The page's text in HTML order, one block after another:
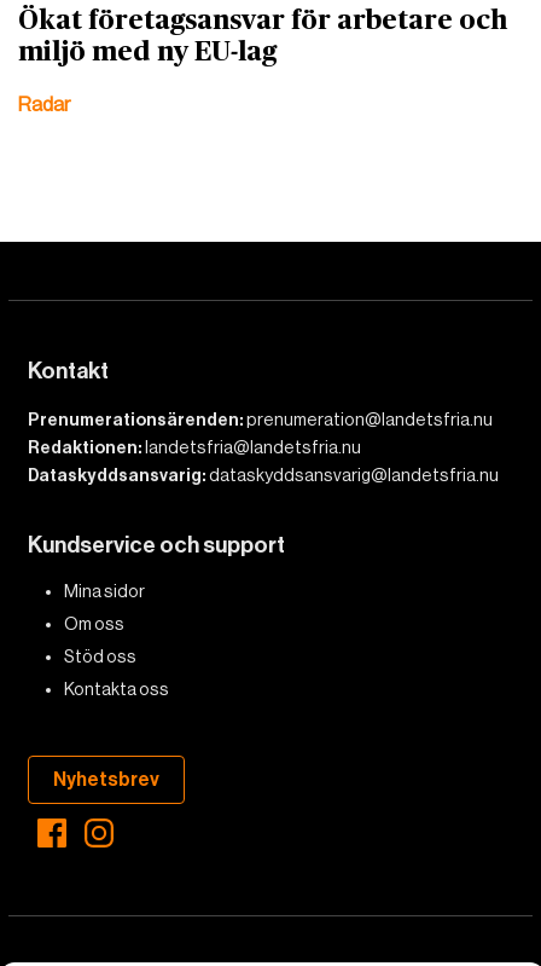
Ökat företagsansvar för arbetare och
miljö med ny EU-lag
Radar
Kontakt
Prenumerationsärenden:prenumeration@landetsfria.nu
Redaktionen: landetsfria@landetsfria.nu
Dataskyddsansvarig:dataskyddsansvarig@landetsfria.nu
Kundservice och support
Mina sidor
Om oss
Stöd oss
Kontakta oss
Nyhetsbrev